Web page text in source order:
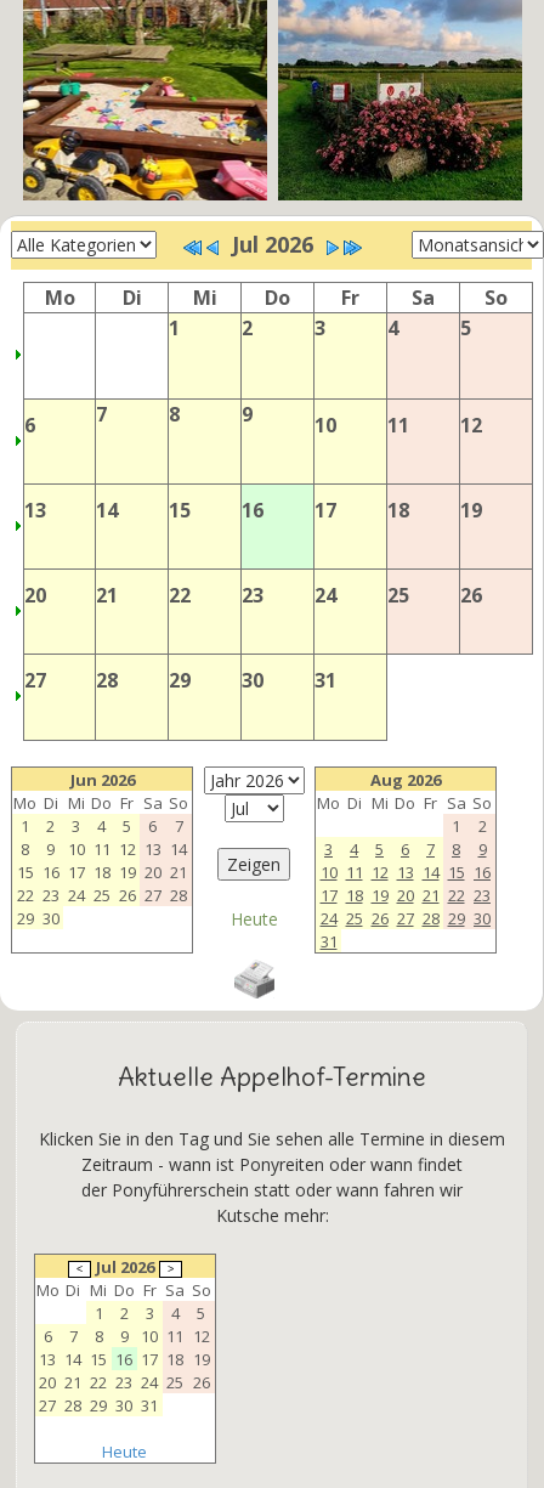
Jul 2026
Mo Di Mi Do Fr Sa
So
1
2 3 4 5
6 7 8 9 10 11 12
13 14 15 16 17 18 19
20 21 22 23 24 25 26
27 28 29 30 31
Jun 2026
Mo Di Mi Do Fr Sa So
1
2 3 4 5 6
7
8
9 10 11 12 13 14
15 16 17 18 19 20 21
22 23 24 25 26 27 28
29 30 Heute
Aug 2026
Mo Di Mi Do Fr Sa So
1
2
3
4 5 6 7 8
9
10 11 12 13 14 15 16
17 18 19 20 21 22 23
24 25 26 27 28 29 30
31
Aktuelle Appelhof-Termine
Klicken Sie in den Tag und Sie sehen alle Termine in diesem
Zeitraum - wann ist Ponyreiten oder wann findet
der Ponyführerschein statt oder wann fahren wir
Kutsche mehr:
Jul 2026
Mo Di Mi Do Fr Sa So
1
2 3 4
5
6
7 8 9 10 11
12
13 14 15 16 17 18 19
20 21 22 23 24 25 26
27 28 29 30 31
Heute